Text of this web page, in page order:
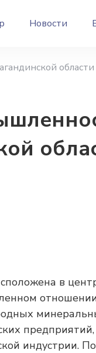
Новости
области
в
отношении
индустрии.